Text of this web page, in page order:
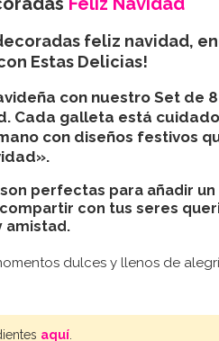
feliz navidad,
Estas Delicias!
con nuestro Set de
Cada galleta está
con diseños festivos
perfectas para añadir
con tus seres
amistad.
dulces y llenos de
aquí.